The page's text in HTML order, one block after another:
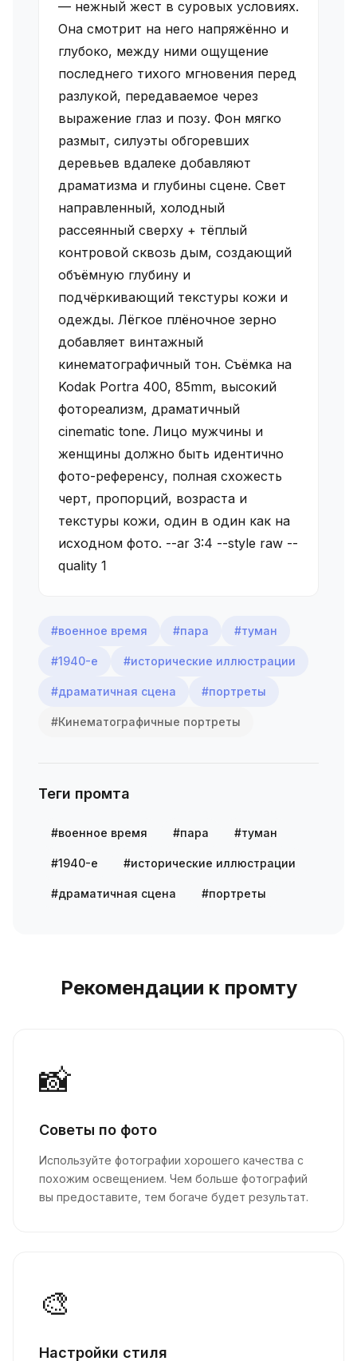
— нежный жест в суровых условиях.
Она смотрит на него напряжённо и
глубоко, между ними ощущение
последнего тихого мгновения перед
разлукой, передаваемое через
выражение глаз и позу. Фон мягко
размыт, силуэты обгоревших
деревьев вдалеке добавляют
драматизма и глубины сцене. Свет
направленный, холодный
рассеянный сверху + тёплый
контровой сквозь дым, создающий
объёмную глубину и
подчёркивающий текстуры кожи и
одежды. Лёгкое плёночное зерно
добавляет винтажный
кинематографичный тон. Съёмка на
Kodak Portra 400, 85mm, высокий
фотореализм, драматичный
cinematic tone. Лицо мужчины и
женщины должно быть идентично
фото-референсу, полная схожесть
черт, пропорций, возраста и
текстуры кожи, один в один как на
исходном фото. --ar 3:4 --style raw --
quality 1
#военное время #пара #туман
#1940-е #исторические иллюстрации
#драматичная сцена #портреты
#Кинематографичные портреты
Теги промта
#военное время #пара #туман
#1940-е #исторические иллюстрации
#драматичная сцена #портреты
Рекомендации к промту
📸
Советы по фото
Используйте фотографии хорошего качества с
похожим освещением. Чем больше фотографий
вы предоставите, тем богаче будет результат.
🎨
Настройки стиля